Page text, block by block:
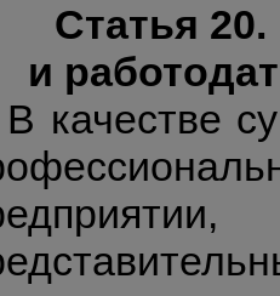
Статья
и
В качестве